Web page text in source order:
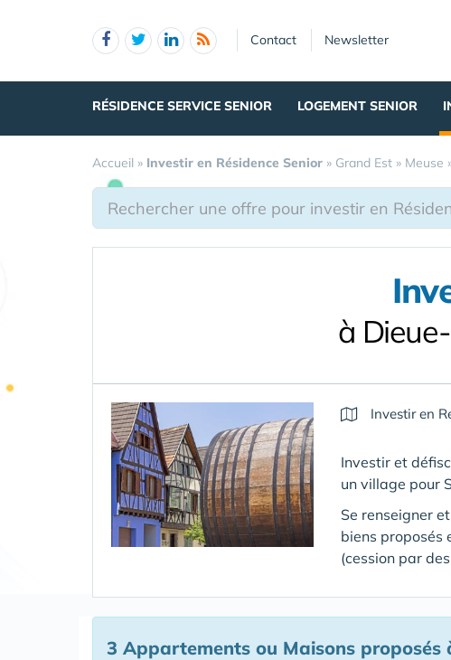
Contact Newsletter
RÉSIDENCE SERVICE SENIOR LOGEMENT SENIOR
Accueil » Investir en Résidence Senior » Grand Est » Meuse
à
Investir en
Investir et
un village pour
Se renseigner
biens proposés
(cession par
3 Appartements ou Maisons proposés